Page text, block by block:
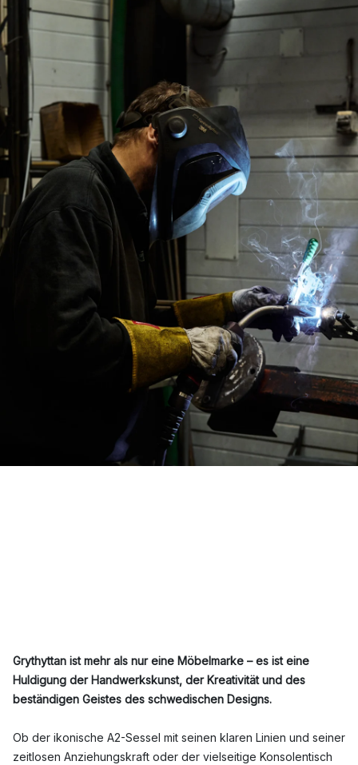
Grythyttan ist mehr als nur eine Möbelmarke – es ist eine
Huldigung der Handwerkskunst, der Kreativität und des
beständigen Geistes des schwedischen Designs.
Ob der ikonische A2-Sessel mit seinen klaren Linien und seiner
zeitlosen Anziehungskraft oder der vielseitige Konsolentisch